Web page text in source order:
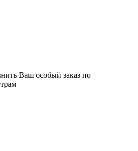
Ваш особый заказ по